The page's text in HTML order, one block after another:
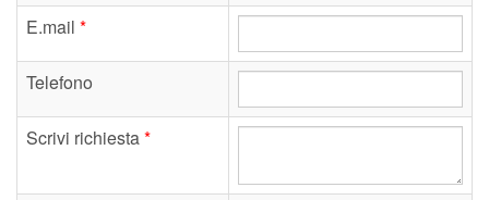
E.mail *
Telefono
Scrivi richiesta*